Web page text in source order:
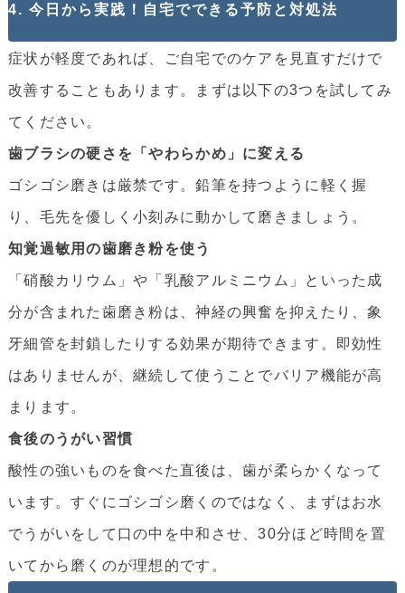
4. 今日から実践！自宅でできる予防と対処法
症状が軽度であれば、ご自宅でのケアを見直すだけで
改善することもあります。まずは以下の3つを試してみ
てください。
歯ブラシの硬さを「やわらかめ」に変える
ゴシゴシ磨きは厳禁です。鉛筆を持つように軽く握
り、毛先を優しく小刻みに動かして磨きましょう。
知覚過敏用の歯磨き粉を使う
「硝酸カリウム」や「乳酸アルミニウム」といった成
分が含まれた歯磨き粉は、神経の興奮を抑えたり、象
牙細管を封鎖したりする効果が期待できます。即効性
はありませんが、継続して使うことでバリア機能が高
まります。
食後のうがい習慣
酸性の強いものを食べた直後は、歯が柔らかくなって
います。すぐにゴシゴシ磨くのではなく、まずはお水
でうがいをして口の中を中和させ、30分ほど時間を置
いてから磨くのが理想的です。